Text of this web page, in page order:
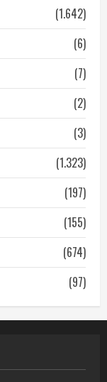
(1.642)
(6)
(7)
(2)
(3)
(1.323)
(197)
(155)
(674)
(97)